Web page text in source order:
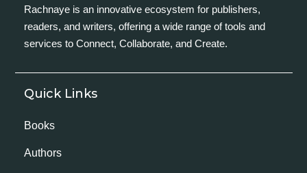
Rachnaye is an innovative ecosystem for publishers,
readers, and writers, offering a wide range of tools and
services to Connect, Collaborate, and Create.
Quick Links
Books
Authors